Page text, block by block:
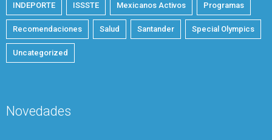
INDEPORTE ISSSTE Mexicanos Activos Programas
Recomendaciones Salud Santander Special Olympics
Uncategorized
Novedades